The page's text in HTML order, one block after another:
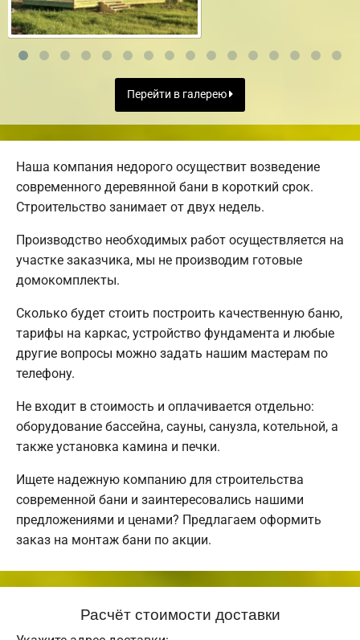
Перейти в галерею
Наша компания недорого осуществит возведение
современного деревянной бани в короткий срок.
Строительство занимает от двух недель.
Производство необходимых работ осуществляется на
участке заказчика, мы не производим готовые
домокомплекты.
Сколько будет стоить построить качественную баню,
тарифы на каркас, устройство фундамента и любые
другие вопросы можно задать нашим мастерам по
телефону.
Не входит в стоимость и оплачивается отдельно:
оборудование бассейна, сауны, санузла, котельной, а
также установка камина и печки.
Ищете надежную компанию для строительства
современной бани и заинтересовались нашими
предложениями и ценами? Предлагаем оформить
заказ на монтаж бани по акции.
Расчёт стоимости доставки